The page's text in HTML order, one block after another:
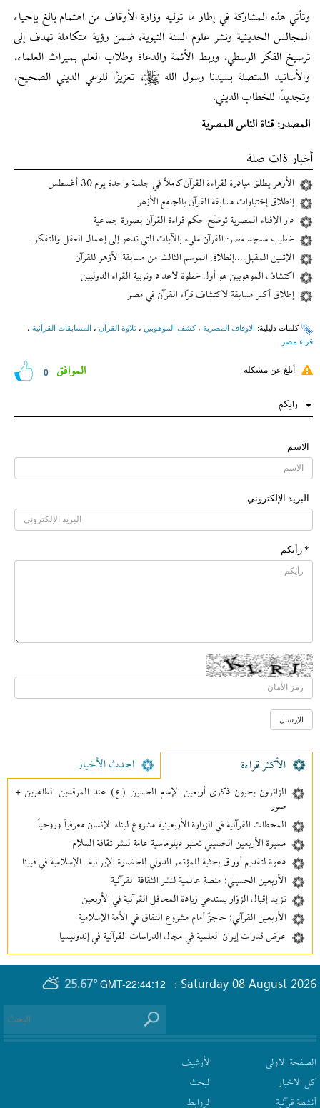
وتأتي هذه المشاركة في إطار ما توليه وزارة الأوقاف من اهتمام بالغ بإحياء
المجالس الحديثية ونشر علوم السنة النبوية، ضمن رؤية متكاملة تهدف إلى
ترسيخ الفكر الوسطي، وربط الأئمة والدعاة وطلاب العلم بميراث العلماء،
والأسانيد المتصلة بسيدنا رسول الله ﷺ، تعزيزًا للوعي الديني الصحيح،
وتجديدًا للخطاب الديني.
المصدر: قناة الناس المصریة
أخبار ذات صلة
الأزهر يطلق مبادرة لقراءة القرآن كاملاً في جلسة واحدة يوم 30 أغسطس
إنطلاق إختبارات مسابقة القرآن بالجامع الأزهر
دار الإفتاء المصرية توضّح حكم قراءة القرآن بصورة جماعية
خطيب مسجد مصر: القرآن مليء بالآيات التي تدعو إلى إعمال العقل والتفكر
الإثنين المقبل....إنطلاق الموسم الثالث من مسابقة الأزهر للقرآن
اکتشاف الموهوبین هو أول خطوة لاعداد وتربیة القراء الدولیین
إطلاق أكبر مسابقة لاكتشاف قرّاء القرآن في مصر
کلمات دلیلیة: الاوقاف المصریة ،کشف الموهوبین ، تلاوة القرآن ، المسابقات القرآنیة ،
قراء مصر
أبلغ عن مشكلة 0 الموافق
رایکم
الاسم
البرید الإلکتروني
* رأیکم
الأکثر قراءة احدث الأخبار
الزائرون يحيون ذكرى أربعين الإمام الحسين (ع) عند المرقدين الطاهرين +
صور
المحطات القرآنية في الزيارة الأربعينية مشروع لبناء الإنسان معرفیاً وروحياً
مسيرة الأربعين الحسيني تعتبر دبلوماسية عامة لنشر ثقافة السلام
دعوة لتقديم أوراق بحثية للمؤتمر الدولي للحضارة الإيرانية ـ الإسلامية في فيينا
الأربعين الحسيني؛ منصة عالمية لنشر الثقافة القرآنية
تزايد إقبال الزوّار يستدعي زيادة المحافل القرآنية في الأربعين
الأربعين القرآني؛ حاجزٌ أمام مشروع النفاق في الأمة الإسلامية
عرض قدرات إيران العلمية في مجال الدراسات القرآنية في إندونيسيا
GMT-22:44:12
25.67° Saturday 08 August 2026 ؛
الصفحة الاولى
كل الاخبار
أنشطة قرآنیة
الأرشیف
البحث
الروابط